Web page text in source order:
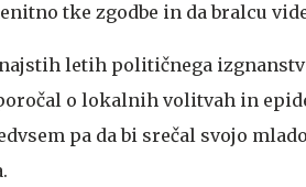
tke zgodbe in da bralcu
letih političnega
o lokalnih volitvah in
pa da bi srečal svojo